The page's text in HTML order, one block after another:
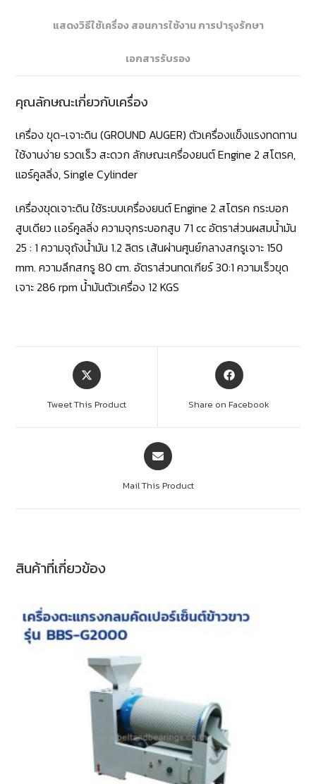
แสดงวิธีใช้เครื่อง สอนการใช้งาน การบำรุงรักษา
เอกสารรับรอง
คุณลักษณะเกี่ยวกับเครื่อง
เครื่อง ขุด-เจาะดิน (GROUND AUGER) ตัวเครื่องแข็งแรงทดทาน
ใช้งานง่าย รวดเร็ว สะดวก ลักษณะเครื่องยนต์ Engine 2 สโตรค,
แอร์คูลลิ่ง, Single Cylinder
เครื่องขุดเจาะดิน ใช้ระบบเครื่องยนต์ Engine 2 สโตรค กระบอก
สูบเดียว เเอร์คูลลิ่ง ความจุกระบอกสูบ 71 cc อัตราส่วนผสมน้ำมัน
25 : 1 ความจุถังน้ำมัน 1.2 ลิตร เส้นผ่านศูนย์กลางสกรูเจาะ 150
mm. ความลึกสกรู 80 cm. อัตราส่วนทดเกียร์ 30:1 ความเร็วขุด
เจาะ 286 rpm น้ำมันตัวเครื่อง 12 KGS
Tweet This Product Share on Facebook
Mail This Product
สินค้าที่เกี่ยวข้อง